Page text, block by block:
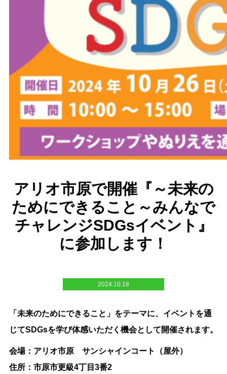
アリオ市原で開催『～未来の
ためにできること～みんなで
チャレンジSDGsイベント』
に参加します！
2024.10.18
「未来のためにできること」をテーマに、イベントを通
じてSDGsを学び体感いただく機会として開催されます。
会場：アリオ市原 サンシャインコート（屋外）
住所：市原市更級4丁目3番2